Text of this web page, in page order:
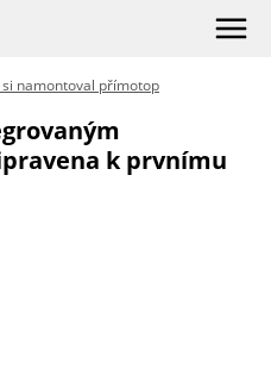
namontoval přímotop
k prvnímu